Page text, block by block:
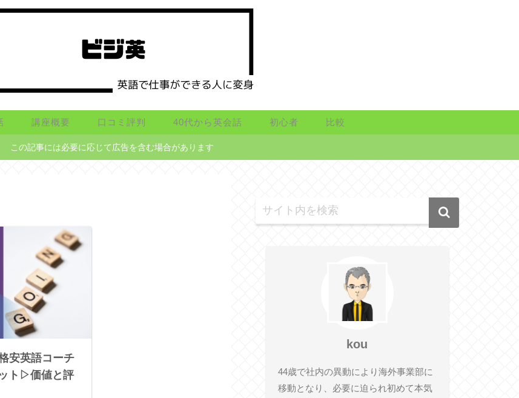
講座概要 口コミ評判 40代から英会話 初心者 比較
この記事には必要に応じて広告を含む場合があります
安英語コーチ
ト▷価値と評
kou
44歳で社内の異動により海外事業部に
移動となり、必要に迫られ初めて本気